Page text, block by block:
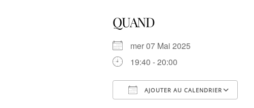
QUAND
mer 07 Mai 2025
19:40 - 20:00
AJOUTER AU CALENDRIER